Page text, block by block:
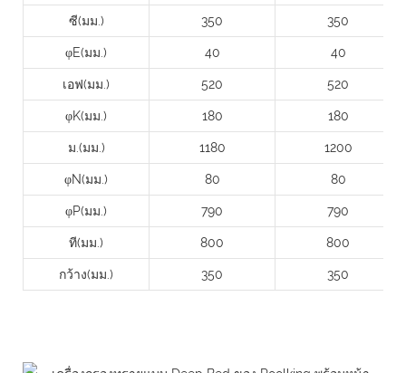
ซี(มม.) 350 350
φE(มม.) 40 40
เอฟ(มม.) 520 520
φK(มม.) 180 180
ม.(มม.) 1180 1200
φN(มม.) 80 80
φP(มม.) 790 790
ที(มม.) 800 800
กว้าง(มม.) 350 350